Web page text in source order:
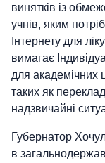
винятків із
учнів, яким
Інтернету для
вимагає
для академічних
таких як
надзвичайні
Губернатор
в